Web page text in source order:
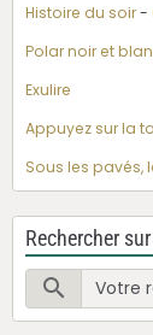
Histoire du soir-
Polar noir et
Exulire
Appuyez sur la
Sous les pavés,
Rechercher